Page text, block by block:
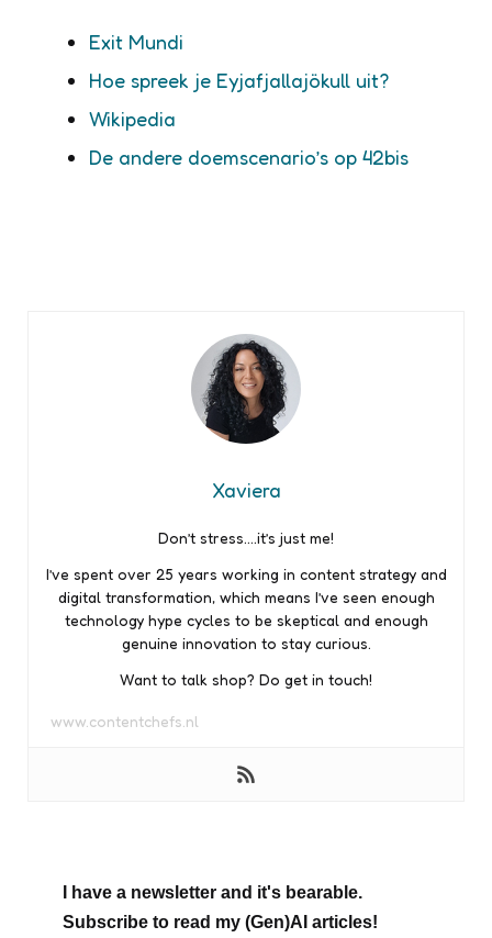
Exit Mundi
Hoe spreek je Eyjafjallajökull uit?
Wikipedia
De andere doemscenario’s op 42bis
Xaviera
Don’t stress….it’s just me!
I’ve spent over 25 years working in content strategy and
digital transformation, which means I’ve seen enough
technology hype cycles to be skeptical and enough
genuine innovation to stay curious.
Want to talk shop? Do get in touch!
www.contentchefs.nl
I have a newsletter and it's bearable.
Subscribe to read my (Gen)AI articles!